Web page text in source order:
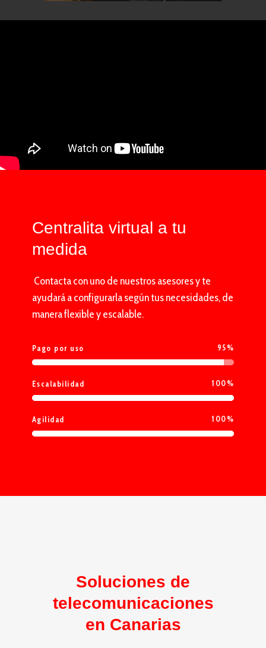
Centralita virtual a tu
medida
Contacta con uno de nuestros asesores y te
ayudará a configurarla según tus necesidades, de
manera flexible y escalable.
Pago por uso 95%
Escalabilidad 100%
Agilidad 100%
Soluciones de
telecomunicaciones
en Canarias